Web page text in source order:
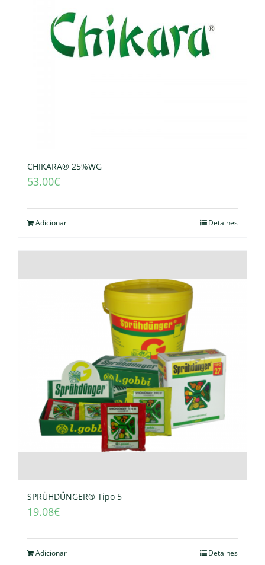
CHIKARA® 25%WG
53.00€
Adicionar Detalhes
SPRÜHDÜNGER® Tipo 5
19.08€
Adicionar Detalhes